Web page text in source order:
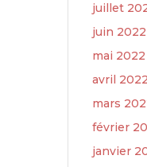
juillet
juin 2022
mai 2022
avril 2022
mars
février
janvier